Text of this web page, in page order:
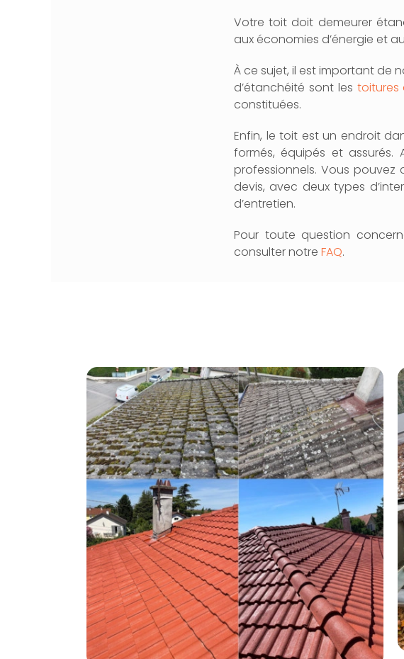
Votre toit doit demeurer
aux économies d’énergie et
À ce sujet, il est important de
d’étanchéité sont les toitures
constituées.
Enfin, le toit est un endroit
formés, équipés et
professionnels. Vous pouvez
devis, avec deux types
d’entretien.
Pour toute question
consulter notre FAQ.